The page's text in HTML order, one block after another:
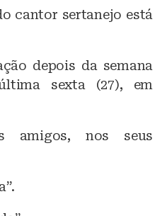
cantor sertanejo está
depois da semana
sexta (27), em
amigos, nos seus